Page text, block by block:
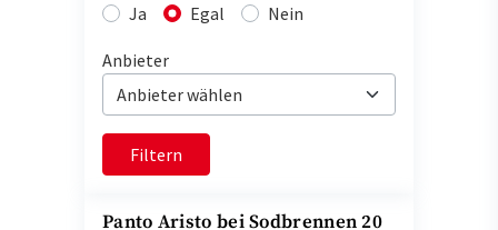
Ja
Egal Nein
Anbieter
Filtern
Panto Aristo bei Sodbrennen 20